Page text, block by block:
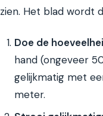
zien. Het blad wordt
Doe de
hand (ongeveer
gelijkmatig met
meter.